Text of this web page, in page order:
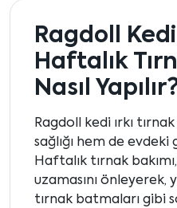
Ragdoll
Haftalık
Nasıl
Ragdoll kedi ırkı
sağlığı hem de
Haftalık tırnak
uzamasını önleyerek,
tırnak batmaları gibi